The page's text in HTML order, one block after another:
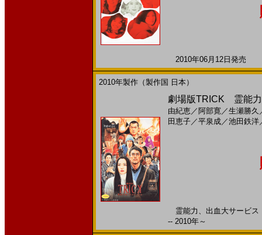
2010年06月12日発売
2010年製作（製作国 日本）
劇場版TRICK 霊能力
由紀恵／ 阿部寛／生瀬勝久
田恵子／平泉成／池田鉄洋
霊能力、出血大サービ
-- 2010年～